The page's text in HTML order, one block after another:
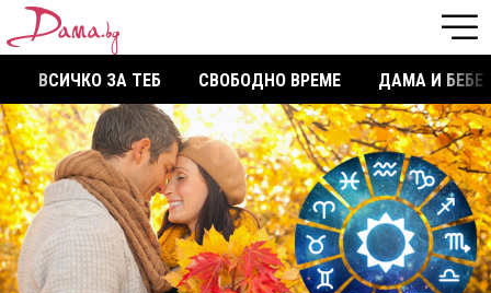
ВСИЧКО ЗА ТЕБ СВОБОДНО ВРЕМЕ ДАМА И БЕБЕ